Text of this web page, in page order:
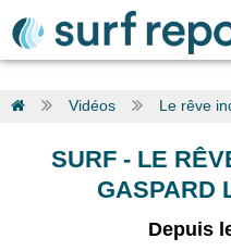
Vidéos Le rêve
SURF- LE
GASPARD
Depuis